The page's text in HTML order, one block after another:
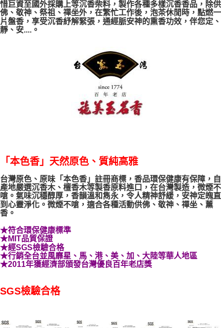
惜巨資至國外採購上等沉香柴料，製作各種多樣沉香香品，除供
佛、敬神、祭祖、禪坐外，在繁忙工作後，泡茶休閒時，點燃一
片盤香，享受沉香紓解緊張，通經脈安神的熏香功效，伴您定、
靜、安....。
「本色香」天然原色、質純高雅
台灣原色、原味「本色香」註冊商標，香品環保健康有保障，自
產地嚴選沉香木、檀香木等製香原料進口，在台灣製造，微煙不
嗆。氣味沉穩醇厚，香韻溫和雋永，令人精神舒緩，安神定魄直
到心靈淨化。微煙不嗆，適合各種活動供佛、敬神、禪坐、薰
香。
★符合環保健康標準
★MIT品質保證
★經SGS檢驗合格
★行銷全台並風靡星、馬、港、美、加、大陸等華人地區
★2011年獲經濟部頒發台灣優良百年老店獎
SGS檢驗合格